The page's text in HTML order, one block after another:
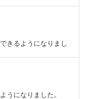
きるようになりまし
うになりました。